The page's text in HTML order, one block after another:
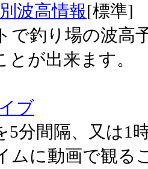
波高情報[標準]
で釣り場の波高
が出来ます。
ブ
5分間隔、又は1
ムに動画で観る